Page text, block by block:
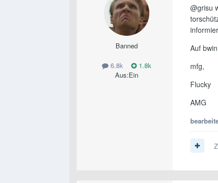
Banned
6.8k
1.8k
Aus:Ein
@grisu
Auf
mfg,
Flucky
AMG